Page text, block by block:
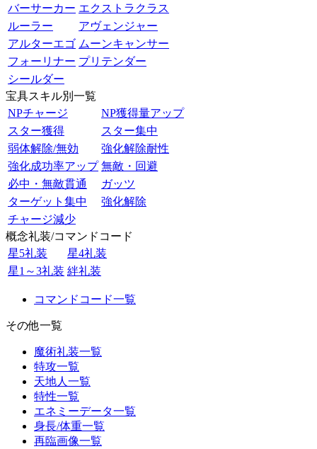
バーサーカー エクストラクラス
ルーラー
アヴェンジャー
アルターエゴ ムーンキャンサー
フォーリナー プリテンダー
シールダー
宝具スキル別一覧
NPチャージ
NP獲得量アップ
スター獲得
スター集中
弱体解除/無効
強化解除耐性
強化成功率アップ 無敵・回避
必中・無敵貫通
ガッツ
ターゲット集中
強化解除
チャージ減少
概念礼装/コマンドコード
星5礼装
星4礼装
星1～3礼装 絆礼装
コマンドコード一覧
その他一覧
魔術礼装一覧
特攻一覧
天地人一覧
特性一覧
エネミーデータ一覧
身長/体重一覧
再臨画像一覧